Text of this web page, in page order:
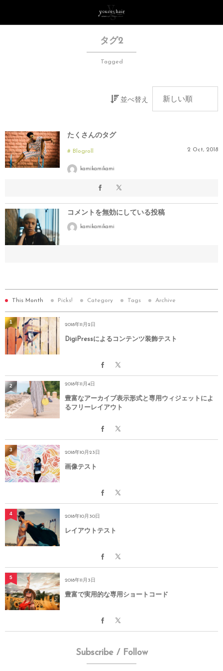
タグ2
Tagged
並べ替え
たくさんのタグ
Blogroll 2 Oct, 2018
kamikamikami
コメントを無効にしている投稿
kamikamikami
This Month Picks! Category Tags Archive
2018年11月2日
DigiPressによるコンテンツ装飾テスト
1
2018年11月4日
豊富なアーカイブ表示形式と専用ウィジェットによ
るフリーレイアウト
2
2018年10月23日
画像テスト
3
2018年10月30日
レイアウトテスト
4
2018年11月3日
豊富で実用的な専用ショートコード
5
Subscribe / Follow